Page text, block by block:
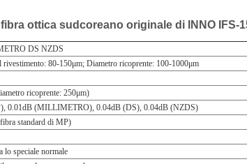
ottica sudcoreano originale di INNO IFS-
DS NZDS
rivestimento: 80-150μm; Diametro ricoprente: 100-1000μm
ricoprente: 250μm)
0.01dB (MILLIMETRO), 0.04dB (DS), 0.04dB (NZDS)
standard di MP)
lo speciale normale